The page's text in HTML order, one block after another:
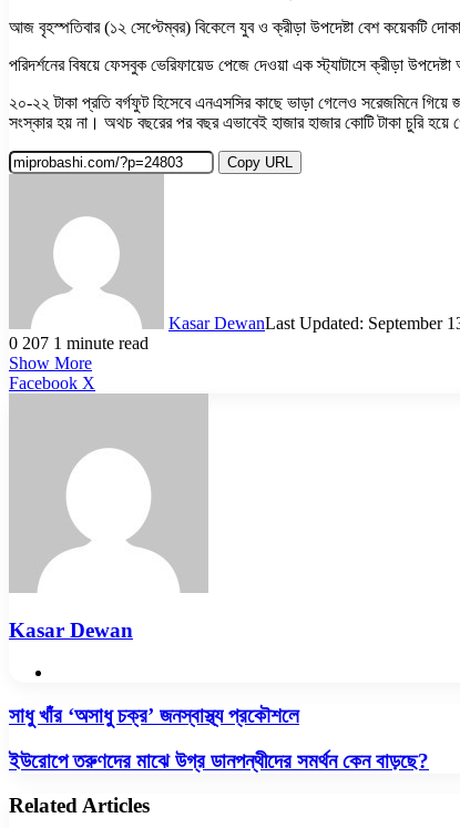
আজ বৃহস্পতিবার (১২ সেপ্টেম্বর) বিকেলে যুব ও ক্রীড়া উপদেষ্টা বেশ কয়েকটি
পরিদর্শনের বিষয়ে ফেসবুক ভেরিফায়েড পেজে দেওয়া এক স্ট্যাটাসে ক্রীড়া
২০-২২ টাকা প্রতি বর্গফুট হিসেবে এনএসসির কাছে ভাড়া গেলেও সরেজমিনে গিয়ে
সংস্কার হয় না। অথচ বছরের পর বছর এভাবেই হাজার হাজার কোটি টাকা চুরি হয়ে
Copy URL
Kasar DewanLast Updated: September
0 207 1 minute read
Show More
Facebook X
Kasar Dewan
সাধু
‘অসাধু
চক্র’
প্রকৌশলে
সাধু খাঁর ‘অসাধু চক্র’ জনস্বাস্থ্য প্রকৌশলে
ইউরোপে
মাঝে
উগ্র
ইউরোপে তরুণদের মাঝে উগ্র ডানপন্থীদের সমর্থন কেন বাড়ছে?
Related Articles